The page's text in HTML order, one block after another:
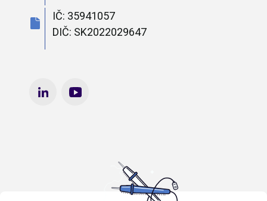
IČ: 35941057
DIČ: SK2022029647